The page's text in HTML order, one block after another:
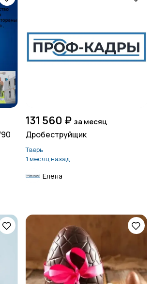
131 560 ₽ за месяц
Дробеструйщик
Тверь
1 месяц назад
Елена